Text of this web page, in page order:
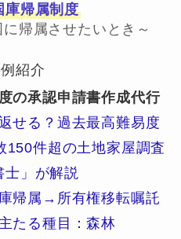
庫帰属制度
帰属させたいとき～
紹介
の承認申請書作成代行
せる？過去最高難易度
150件超の土地家屋調査
士」が解説
帰属→所有権移転嘱託
たる種目：森林